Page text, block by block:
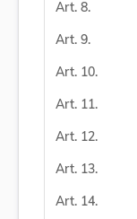
Art. 8.
Art. 9.
Art. 10.
Art. 11.
Art. 12.
Art. 13.
Art. 14.